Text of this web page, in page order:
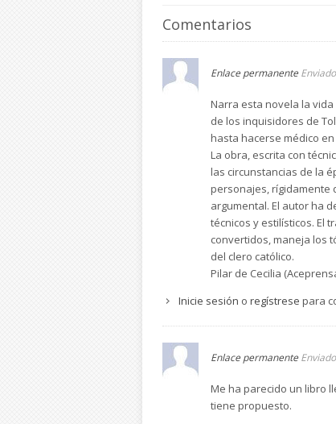
Comentarios
Enlace permanente
Narra esta novela la
de los inquisidores de
hasta hacerse médico
La obra, escrita con
las circunstancias de la
personajes, rígidamente
argumental. El autor ha
técnicos y estilísticos. El
convertidos, maneja los
del clero católico.
Pilar de Cecilia
Inicie sesión o regístrese para
Enlace permanente
Me ha parecido un libro
tiene propuesto.